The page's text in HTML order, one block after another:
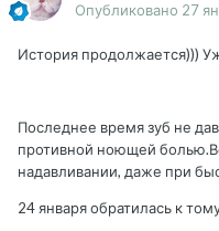
Опубликовано 27
История продолжается)))
Последнее время зуб не
противной ноющей
надавливании, даже при
24 января обратилась к